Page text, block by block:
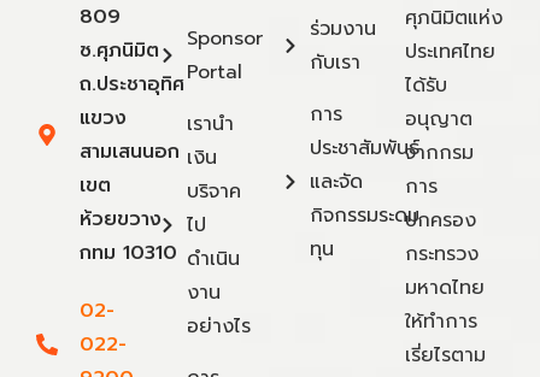
809
ซ.ศุภนิมิต
ถ.ประชาอุทิศ
แขวง
สามเสนนอก
เขต
ห้วยขวาง
กทม 10310
02-
022-
Sponsor
Portal
เรานำ
เงิน
บริจาค
ไป
ดำเนิน
งาน
อย่างไร
ร่วมงาน
กับเรา
การ
ประชาสัมพันธ์
และจัด
กิจกรรมระดม
ทุน
ศุภนิมิตแห่ง
ประเทศไทย
ได้รับ
อนุญาต
จากกรม
การ
ปกครอง
กระทรวง
มหาดไทย
ให้ทำการ
เรี่ยไรตาม